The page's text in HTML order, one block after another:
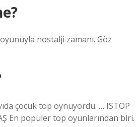
nostalji zamanı. Göz
çocuk top oynuyordu. … ISTOP
En popüler top oyunlarından biri.